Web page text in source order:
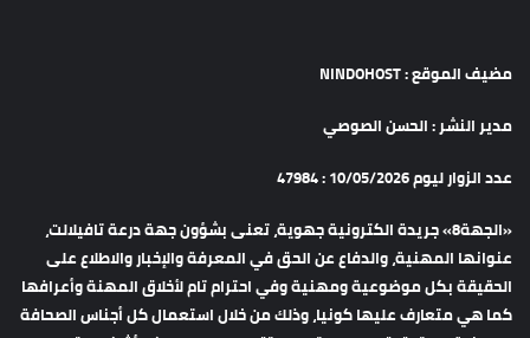
مضيف الموقع : NINDOHOST
مدير النشر : الحسن الصوصي
عدد الزوار ليوم 10/05/2026 : 47984
«الجهة8» جريدة الكترونية جهوية، تعنى بشؤون جهة درعة تافيلالت،
عنوانها المهنية، والدفاع عن الحق في المعرفة والإخبار والاطلاع على
الحقيقة بكل موضوعية ومهنية وفي احترام تام لأخلاق المهنة وأعرافها
كما هي متعارف عليها كونيا، وذلك من خلال استعمال كل أجناس الصحافة